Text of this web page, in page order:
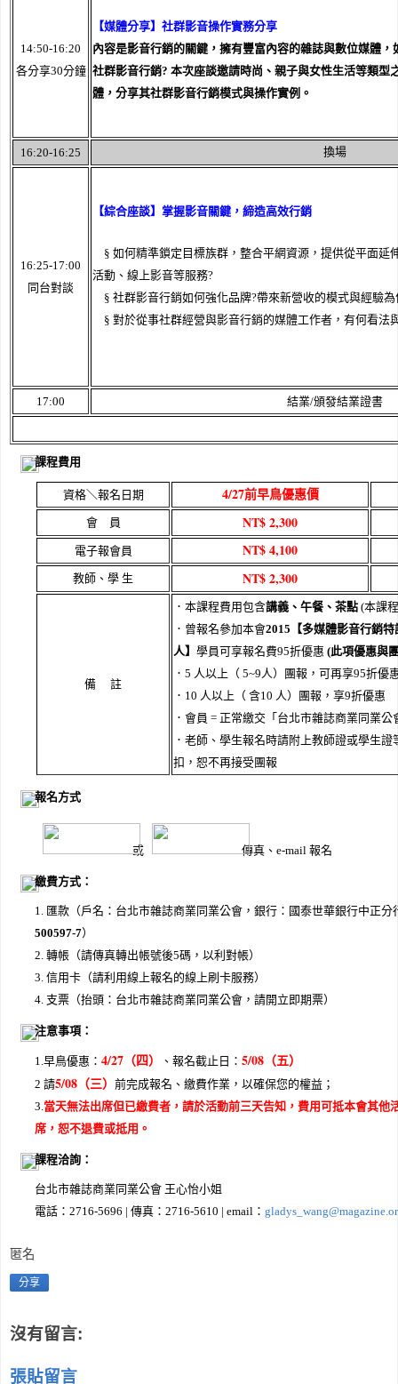
14:50-16:20
各分享30分鐘
【媒體分享】社群影音操作實務分享
內容是影音行銷的關鍵，擁有豐富內容的雜誌與數位媒體，
社群影音行銷? 本次座談邀請時尚、親子與女性生活等類型
體，分享其社群影音行銷模式與操作實例。
16:20-16:25 換場
16:25-17:00
同台對談
【綜合座談】掌握影音關鍵，締造高效行銷
§ 如何精準鎖定目標族群，整合平網資源，提供從平面延
活動、線上影音等服務?
§ 社群影音行銷如何強化品牌?帶來新營收的模式與經驗為
§ 對於從事社群經營與影音行銷的媒體工作者，有何看法
17:00 結業/頒發結業證書
課程費用
資格＼報名日期 4/27前早鳥優惠價
會 員 NT$ 2,300
電子報會員 NT$ 4,100
教師、學 生 NT$ 2,300
備 註
．本課程費用包含講義、午餐、茶點 (本課
．曾報名參加本會2015【多媒體影音行銷特
人】 學員可享報名費95折優惠 (此項優惠與
．5 人以上（ 5~9人）團報，可再享95折優
．10 人以上（ 含10 人）團報，享9折優惠
．會員 = 正常繳交「台北市雜誌商業同業
．老師、學生報名時請附上教師證或學生
扣，恕不再接受團報
報名方式
或 傳真、e-mail 報名
繳費方式：
1. 匯款（戶名：台北市雜誌商業同業公會，銀行：國泰世華銀行中正分
500597-7）
2. 轉帳（請傳真轉出帳號後5碼，以利對帳）
3. 信用卡（請利用線上報名的線上刷卡服務）
4. 支票（抬頭：台北市雜誌商業同業公會，請開立即期票）
注意事項：
1.早鳥優惠： 4/27（四） 、報名截止日： 5/08（五）
2 請5/08（三） 前完成報名、繳費作業，以確保您的權益；
3.當天無法出席但已繳費者，請於活動前三天告知，費用可抵本會其他
席，恕不退費或抵用。
課程洽詢：
台北市雜誌商業同業公會 王心怡小姐
電話：2716-5696 | 傳真：2716-5610 | email：
匿名
分享
沒有留言:
張貼留言